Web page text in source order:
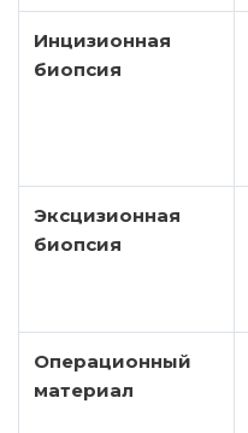
Инцизионная
биопсия
Эксцизионная
биопсия
Операционный
материал